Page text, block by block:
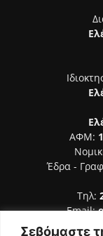
Σεβόμαστε
ΑΦΜ:
Έδρα -
Τηλ:
Email: